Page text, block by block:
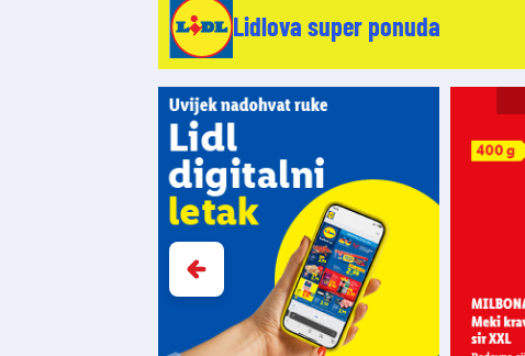
Lidlova super ponuda